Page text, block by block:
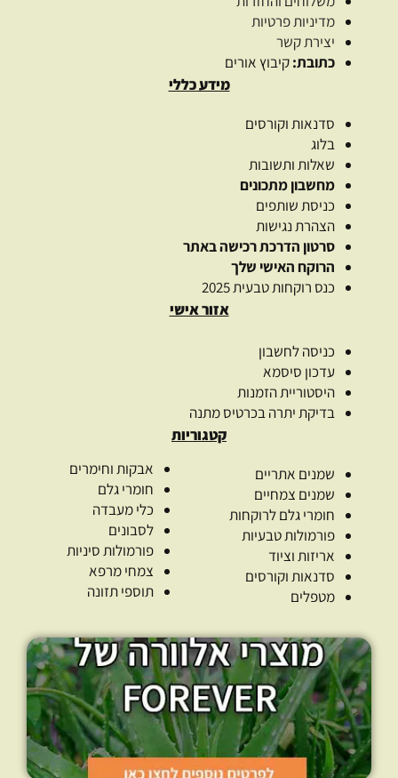
מדיניות פרטיות
יצירת קשר
כתובת:קיבוץ אורים
מידע כללי
סדנאות וקורסים
בלוג
שאלות ותשובות
מחשבון מתכונים
כניסת שותפים
הצהרת נגישות
סרטון הדרכת רכישה באתר
הרוקח האישי שלך
כנס רוקחות טבעית 2025
אזור אישי
כניסה לחשבון
עדכון סיסמא
היסטוריית הזמנות
בדיקת יתרה בכרטיס מתנה
קטגוריות
שמנים אתריים
שמנים צמחיים
חומרי גלם לרוקחות
פורמולות טבעיות
אריזות וציוד
סדנאות וקורסים
מטפלים
אבקות וחימרים
חומרי גלם
כלי מעבדה
לסבונים
פורמולות סיניות
צמחי מרפא
תוספי תזונה